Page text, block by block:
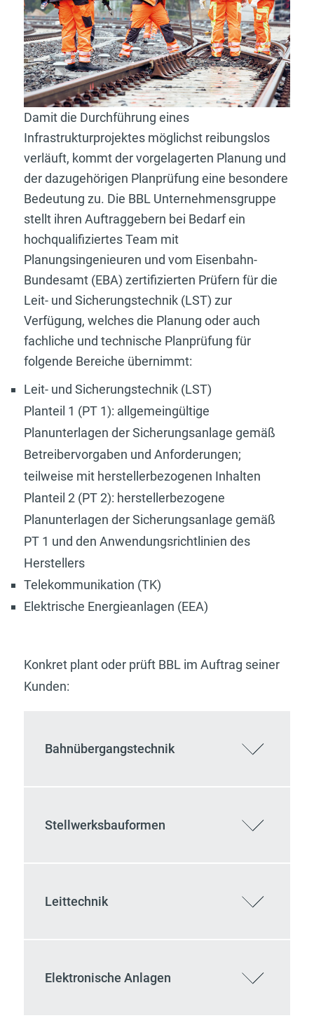
Damit die Durchführung eines
Infrastrukturprojektes möglichst reibungslos
verläuft, kommt der vorgelagerten Planung und
der dazugehörigen Planprüfung eine besondere
Bedeutung zu. Die BBL Unternehmensgruppe
stellt ihren Auftraggebern bei Bedarf ein
hochqualifiziertes Team mit
Planungsingenieuren und vom Eisenbahn-
Bundesamt (EBA) zertifizierten Prüfern für die
Leit- und Sicherungstechnik (LST) zur
Verfügung, welches die Planung oder auch
fachliche und technische Planprüfung für
folgende Bereiche übernimmt:
Leit- und Sicherungstechnik (LST)
Planteil 1 (PT 1): allgemeingültige
Planunterlagen der Sicherungsanlage gemäß
Betreibervorgaben und Anforderungen;
teilweise mit herstellerbezogenen Inhalten
Planteil 2 (PT 2): herstellerbezogene
Planunterlagen der Sicherungsanlage gemäß
PT 1 und den Anwendungsrichtlinien des
Herstellers
Telekommunikation (TK)
Elektrische Energieanlagen (EEA)
Konkret plant oder prüft BBL im Auftrag seiner
Kunden:
Bahnübergangstechnik
Stellwerksbauformen
Leittechnik
Elektronische Anlagen